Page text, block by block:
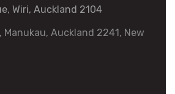
Wiri, Auckland 2104
Manukau, Auckland 2241, New